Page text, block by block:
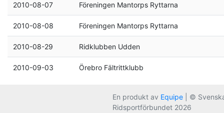
2010-08-07 Föreningen Mantorps Ryttarna
2010-08-08 Föreningen Mantorps Ryttarna
2010-08-29 Ridklubben Udden
2010-09-03 Örebro Fältrittklubb
En produkt av Equipe | ©
Ridsportförbundet 2026